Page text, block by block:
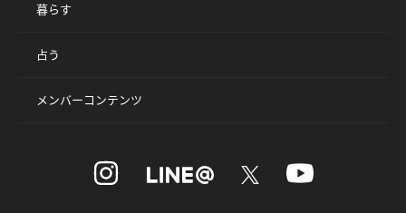
暮らす
占う
メンバーコンテンツ